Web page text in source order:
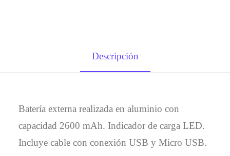
Descripción
Batería externa realizada en aluminio con
capacidad 2600 mAh. Indicador de carga LED.
Incluye cable con conexión USB y Micro USB.